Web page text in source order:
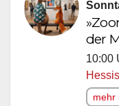
der
10:00
mehr